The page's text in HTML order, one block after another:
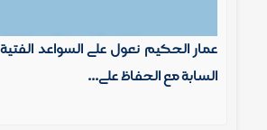
عمار الحكيم نعول على السواعد
الشابة مع الحفاظ على...